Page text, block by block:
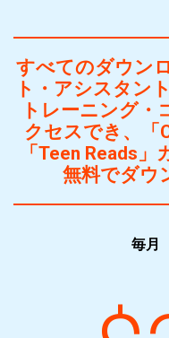
すべてのダウン
ト・アシスタン
トレーニング・
クセスでき、「
「Teen Reads
無料でダウ
毎月